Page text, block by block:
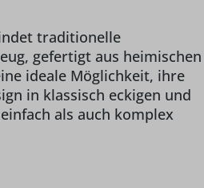
traditionelle
gefertigt aus heimischen
ideale Möglichkeit, ihre
in klassisch eckigen und
als auch komplex